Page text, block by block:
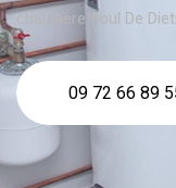
chaudière fioul De
09 72 66 89